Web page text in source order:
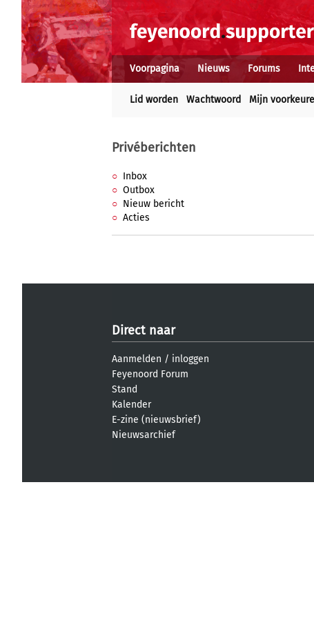
Voorpagina Nieuws Forums
Lid worden Wachtwoord Mijn
Privéberichten
Inbox
Outbox
Nieuw bericht
Acties
Direct naar
Aanmelden / inloggen
Feyenoord Forum
Stand
Kalender
E-zine (nieuwsbrief)
Nieuwsarchief